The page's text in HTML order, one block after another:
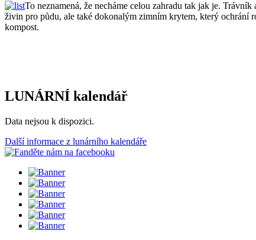
To neznamená, že necháme celou zahradu tak jak je.
živin pro půdu, ale také dokonalým zimním krytem, který ochrání
kompost.
LUNÁRNÍ kalendář
Data nejsou k dispozici.
Další informace z lunárního kalendáře